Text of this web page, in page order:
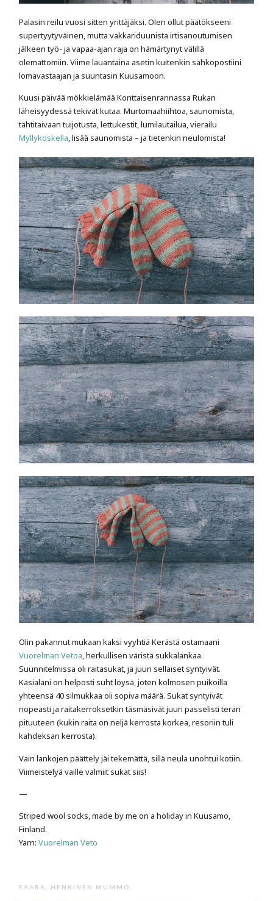
Palasin reilu vuosi sitten yrittäjäksi. Olen ollut päätökseeni
supertyytyväinen, mutta vakkariduunista irtisanoutumisen
jälkeen työ- ja vapaa-ajan raja on hämärtynyt välillä
olemattomiin. Viime lauantaina asetin kuitenkin sähköpostiini
lomavastaajan ja suuntasin Kuusamoon.
Kuusi päivää mökkielämää Konttaisenrannassa Rukan
läheisyydessä tekivät kutaa. Murtomaahiihtoa, saunomista,
tähtitaivaan tuijotusta, lettukestit, lumilautailua, vierailu
Myllykoskella, lisää saunomista – ja tietenkin neulomista!
Olin pakannut mukaan kaksi vyyhtiä Kerästä ostamaani
Vuorelman Vetoa, herkullisen väristä sukkalankaa.
Suunnitelmissa oli raitasukat, ja juuri sellaiset syntyivät.
Käsialani on helposti suht löysä, joten kolmosen puikoilla
yhteensä 40 silmukkaa oli sopiva määrä. Sukat syntyivät
nopeasti ja raitakerroksetkin täsmäsivät juuri passelisti terän
pituuteen (kukin raita on neljä kerrosta korkea, resoriin tuli
kahdeksan kerrosta).
Vain lankojen päättely jäi tekemättä, sillä neula unohtui kotiin.
Viimeistelyä vaille valmiit sukat siis!
—
Striped wool socks, made by me on a holiday in Kuusamo,
Finland.
Yarn:Vuorelman Veto
SAARA, HENKINEN MUMMO